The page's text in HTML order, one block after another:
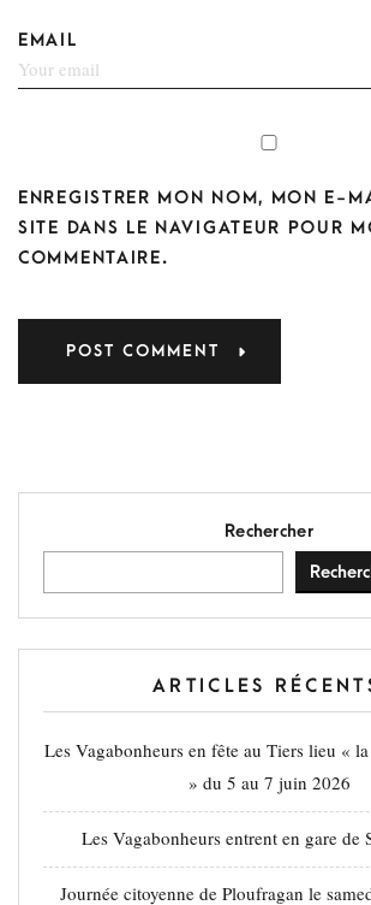
EMAIL
ENREGISTRER MON NOM, MON E-
SITE DANS LE NAVIGATEUR POUR
COMMENTAIRE.
Rechercher
ARTICLES
Les Vagabonheurs en fête au Tiers lieu «
» du 5 au 7 juin 2026
Les Vagabonheurs entrent en gare de
Journée citoyenne de Ploufragan le